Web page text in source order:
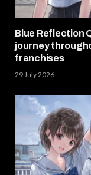
Blue Reflection
journey
franchises
29 July 2026